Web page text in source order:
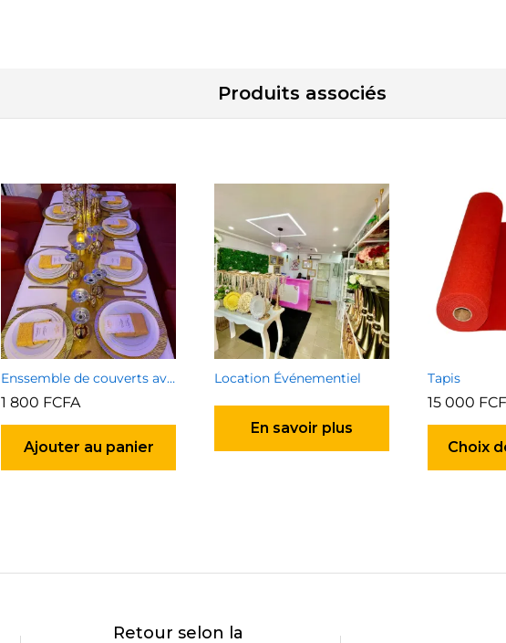
Produits associés
Enssemble de couverts avec plat 1800 FCFA
1 800 FCFA
Ajouter au panier
Location Événementiel
En savoir plus
Tapis
15 000
Choix
Retour selon la